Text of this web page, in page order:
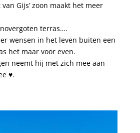
Gijs’ zoon maakt het meer
terras….
wensen in het leven buiten een
het maar voor even.
neemt hij met zich mee aan
♥️.